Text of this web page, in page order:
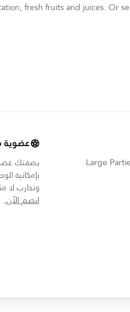
fresh fruits and juices. Or
عضوية
بإمكانية
وتجارب لا
انضم الآن.